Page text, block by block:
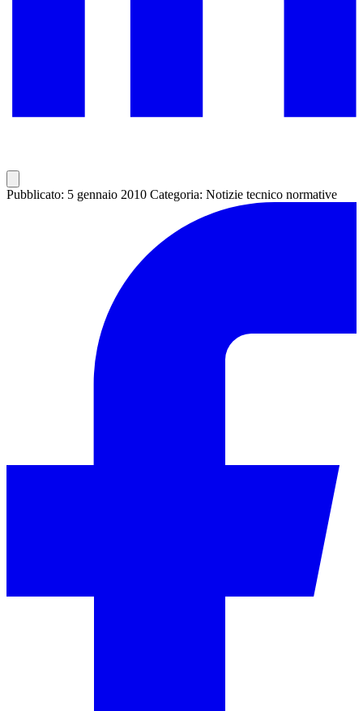
Pubblicato: 5 gennaio 2010 Categoria: Notizie tecnico normative